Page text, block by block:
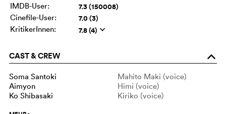
IMDB-User:
7.3 (150008)
Cinefile-User: 7.0 (3)
KritikerInnen: 7.8 (4) q
CAST & CREW o
Soma Santoki
Mahito Maki (voice)
Aimyon
Himi (voice)
Ko Shibasaki
Kiriko (voice)